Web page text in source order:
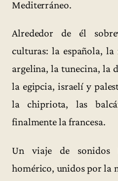
Mediterráneo.
Alrededor de él
culturas: la española,
argelina, la tunecina, la
la egipcia, israelí y
la chipriota, las
finalmente la francesa.
Un viaje de sonidos
homérico, unidos por la